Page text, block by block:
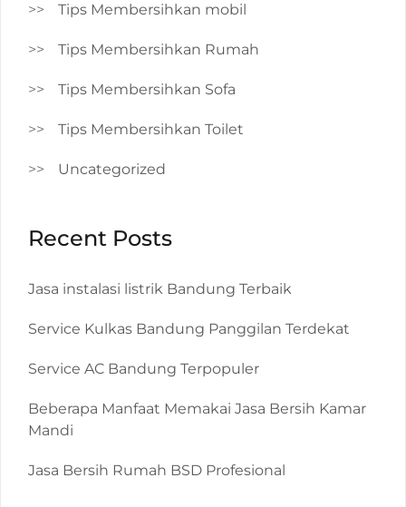
Tips Membersihkan mobil
Tips Membersihkan Rumah
Tips Membersihkan Sofa
Tips Membersihkan Toilet
Uncategorized
Recent Posts
Jasa instalasi listrik Bandung Terbaik
Service Kulkas Bandung Panggilan Terdekat
Service AC Bandung Terpopuler
Beberapa Manfaat Memakai Jasa Bersih Kamar
Mandi
Jasa Bersih Rumah BSD Profesional